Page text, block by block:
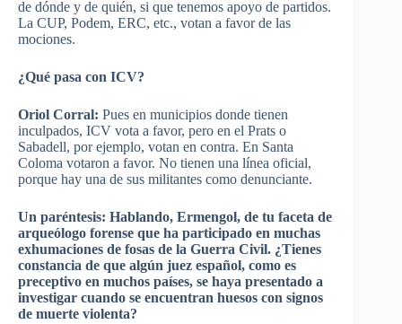
de dónde y de quién, si que tenemos apoyo de partidos.
La CUP, Podem, ERC, etc., votan a favor de las
mociones.
¿Qué pasa con ICV?
Oriol Corral: Pues en municipios donde tienen
inculpados, ICV vota a favor, pero en el Prats o
Sabadell, por ejemplo, votan en contra. En Santa
Coloma votaron a favor. No tienen una línea oficial,
porque hay una de sus militantes como denunciante.
Un paréntesis: Hablando, Ermengol, de tu faceta de
arqueólogo forense que ha participado en muchas
exhumaciones de fosas de la Guerra Civil. ¿Tienes
constancia de que algún juez español, como es
preceptivo en muchos países, se haya presentado a
investigar cuando se encuentran huesos con signos
de muerte violenta?